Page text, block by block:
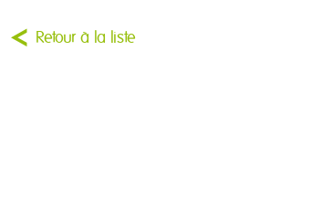
Retour à la liste